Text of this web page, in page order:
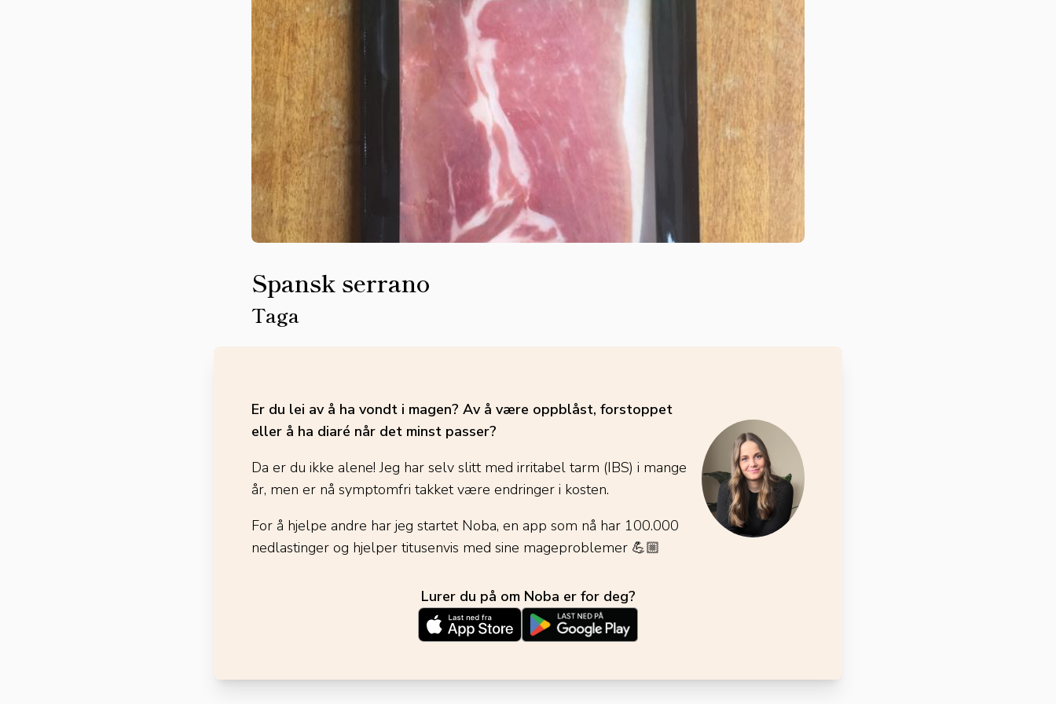
Spansk serrano
Taga
Er du lei av å ha vondt i magen? Av å være oppblåst, forstoppet
eller å ha diaré når det minst passer?
Da er du ikke alene! Jeg har selv slitt med irritabel tarm (IBS) i mange
år, men er nå symptomfri takket være endringer i kosten.
For å hjelpe andre har jeg startet Noba, en app som nå har 100.000
nedlastinger og hjelper titusenvis med sine mageproblemer 💪🏼
Lurer du på om Noba er for deg?